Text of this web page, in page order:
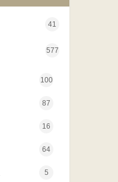
41
577
100
87
16
64
5